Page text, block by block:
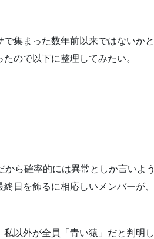
集まった数年前以来ではないかと
ので以下に整理してみたい。
ら確率的には異常としか言いよう
日を飾るに相応しいメンバーが、
以外が全員「青い猿」だと判明し